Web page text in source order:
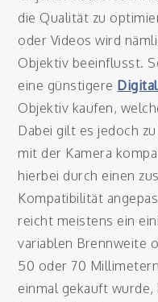
die Qualität zu
oder Videos wird
Objektiv beeinflusst.
eine günstigere
Objektiv kaufen,
Dabei gilt es jedoch
mit der Kamera
hierbei durch einen
Kompatibilität
reicht meistens ein
variablen Brennweite
50 oder 70
einmal gekauft